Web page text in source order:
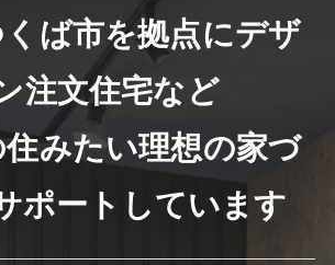
ば市を拠点にデザ
注文住宅など
みたい理想の家づ
ポートしています